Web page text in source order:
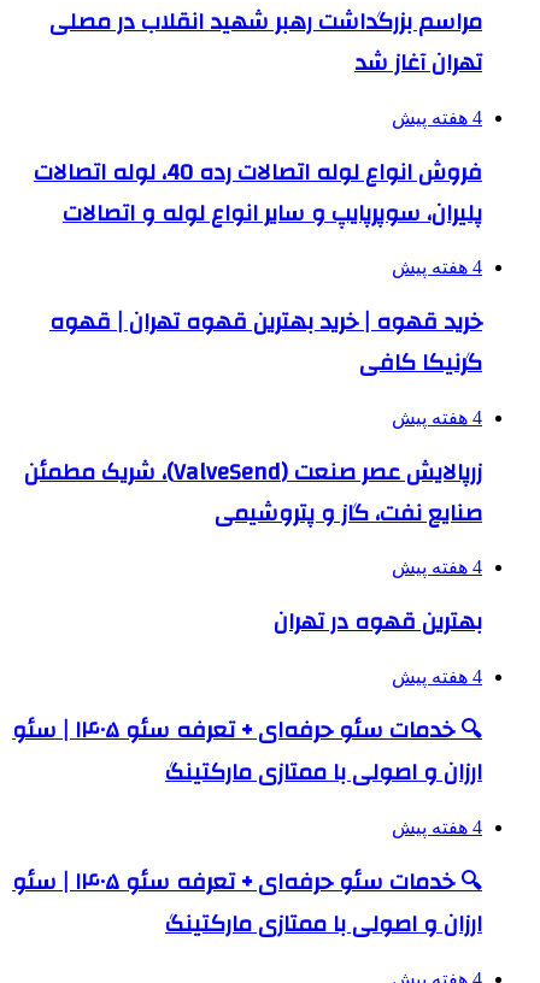
مراسم بزرگداشت رهبر شهید انقلاب در مصلی
تهران آغاز شد
4 هفته پیش
فروش انواع لوله اتصالات رده 40، لوله اتصالات
پلیران، سوپرپایپ و سایر انواع لوله و اتصالات
4 هفته پیش
خرید قهوه | خرید بهترین قهوه تهران | قهوه
گرنیکا کافی
4 هفته پیش
زرپالایش عصر صنعت (ValveSend)، شریک مطمئن
صنایع نفت، گاز و پتروشیمی
4 هفته پیش
بهترین قهوه در تهران
4 هفته پیش
🔍 خدمات سئو حرفه‌ای + تعرفه سئو ۱۴۰۵ | سئو
ارزان و اصولی با ممتازی مارکتینگ
4 هفته پیش
🔍 خدمات سئو حرفه‌ای + تعرفه سئو ۱۴۰۵ | سئو
ارزان و اصولی با ممتازی مارکتینگ
4 هفته پیش